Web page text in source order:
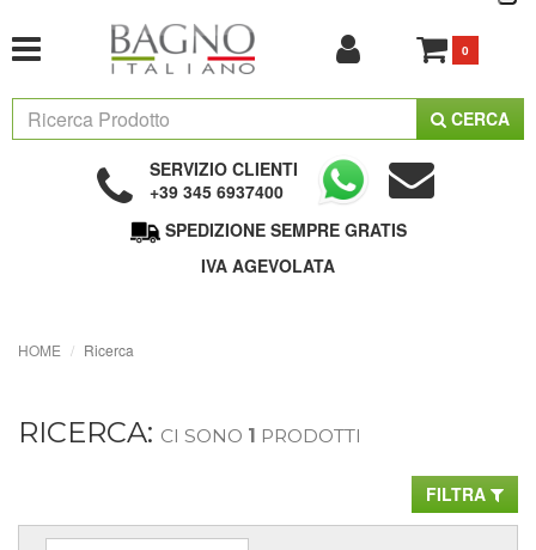
0
CERCA
SERVIZIO CLIENTI
+39 345 6937400
SPEDIZIONE SEMPRE GRATIS
IVA AGEVOLATA
HOME Ricerca
RICERCA: CI SONO 1 PRODOTTI
FILTRA